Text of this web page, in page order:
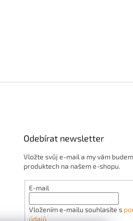
Odebírat newsletter
Vložte svůj e-mail a my vám
produktech na našem e-shopu.
E-mail
Vložením e-mailu souhlasíte s
údajů